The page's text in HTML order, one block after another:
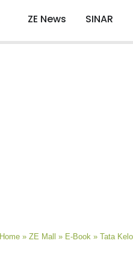
ZE News SINAR
Home » ZE Mall » E-Book » Tata